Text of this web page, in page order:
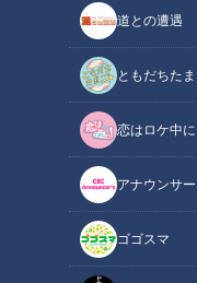
道との遭遇
ともだちた
恋はロケ中に
アナウンサー
ゴゴスマ
「Not Japanese（日本語
ルな高校生たちに名東高校
この記事の画像（全6枚